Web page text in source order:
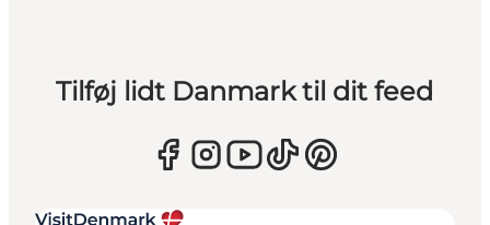
Tilføj lidt Danmark til dit feed